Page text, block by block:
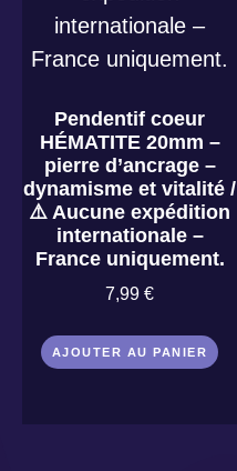
Pendentif coeur
HÉMATITE 20mm –
pierre d’ancrage –
dynamisme et vitalité /
⚠️ Aucune expédition
internationale –
France uniquement.
7,99 €
AJOUTER AU PANIER